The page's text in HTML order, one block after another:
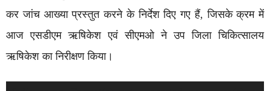
कर जांच आख्या प्रस्तुत करने के निर्देश दिए गए हैं, जिसके क्रम में
आज एसडीएम ऋषिकेश एवं सीएमओ ने उप जिला चिकित्सालय
ऋषिकेश का निरीक्षण किया।